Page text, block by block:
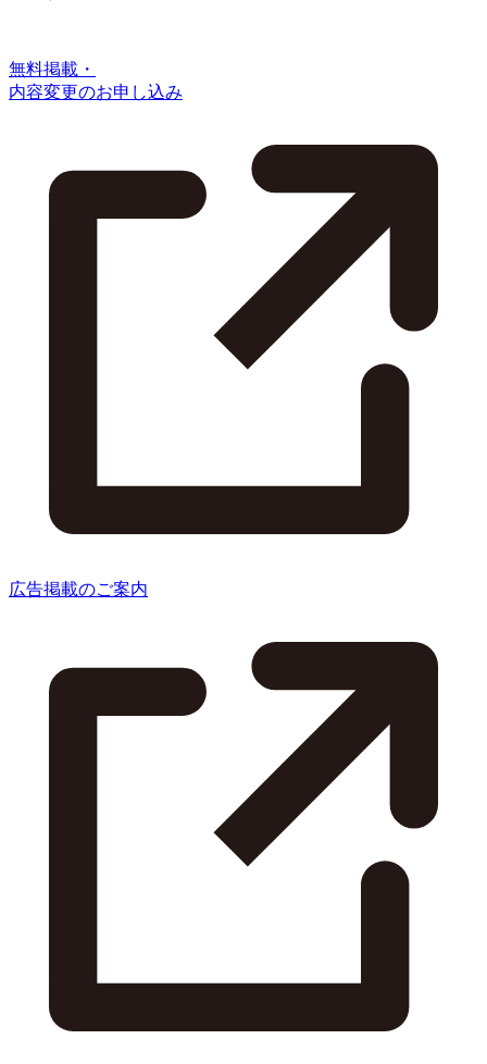
無料掲載・
内容変更のお申し込み
広告掲載のご案内